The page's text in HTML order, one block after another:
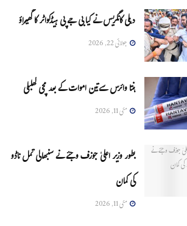
دہلی کانگریس نے کیا بی جے پی ہیڈکواٹر کا گھیراؤ
جولائی 22, 2026
ہنتا وائرس سےتین اموات کے بعد مچی کھلبلی
مئی 11, 2026
بطور وزیر اعلیٰ جوزف وجئے نے سنبھالی تمل ناڈو
کی کمان
مئی 11, 2026